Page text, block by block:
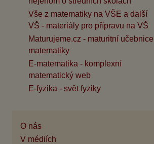
Vše z matematiky na VŠE a další
VŠ - materiály pro přípravu na VŠ
Maturujeme.cz - maturitní učebnice
matematiky
E-matematika - komplexní
matematický web
E-fyzika - svět fyziky
O nás
V médiích